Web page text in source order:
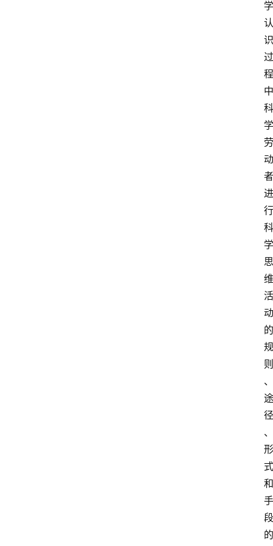
学
认
识
过
程
中
科
学
劳
动
者
进
行
科
学
思
维
活
动
的
规
则
、
途
径
、
形
式
和
手
段
的